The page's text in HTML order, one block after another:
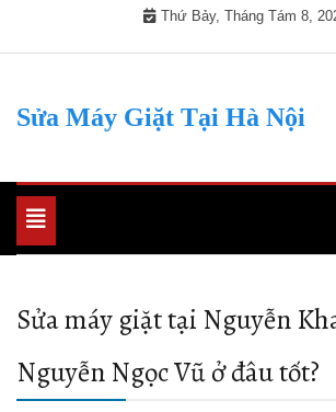
Thứ Bảy, Tháng Tám 8,
Sửa Máy Giặt Tại Hà Nội
Toggle
navigation
Sửa máy giặt tại Nguyễn
Nguyễn Ngọc Vũ ở đâu tốt?